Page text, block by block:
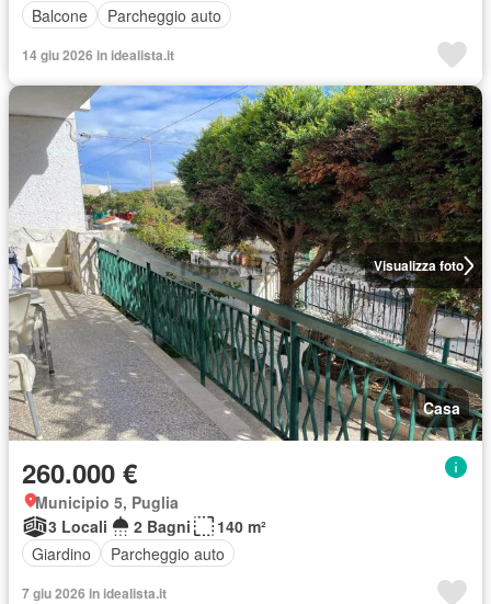
Balcone
Parcheggio auto
14 giu 2026 in idealista.it
Visualizza foto
Casa
260.000 €
Municipio 5, Puglia
3 Locali
2 Bagni
140 m²
Giardino
Parcheggio auto
7 giu 2026 in idealista.it